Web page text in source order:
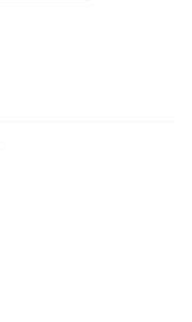
у Google news
у Viber
у LinkedIn